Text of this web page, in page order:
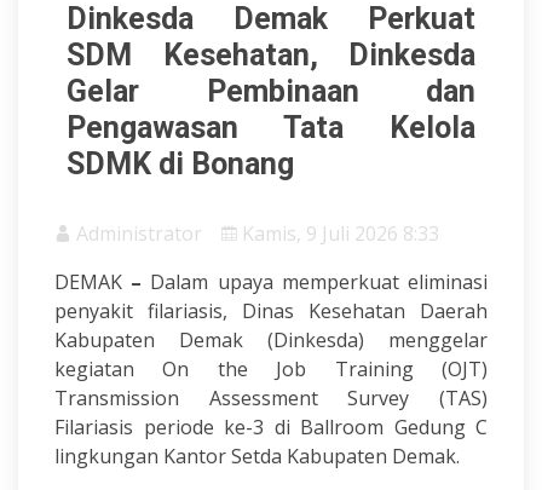
Dinkesda Demak Perkuat
SDM Kesehatan, Dinkesda
Gelar Pembinaan dan
Pengawasan Tata Kelola
SDMK di Bonang
Administrator
Kamis, 9 Juli 2026 8:33
DEMAK – Dalam upaya memperkuat eliminasi
penyakit filariasis, Dinas Kesehatan Daerah
Kabupaten Demak (Dinkesda) menggelar
kegiatan On the Job Training (OJT)
Transmission Assessment Survey (TAS)
Filariasis periode ke-3 di Ballroom Gedung C
lingkungan Kantor Setda Kabupaten Demak.